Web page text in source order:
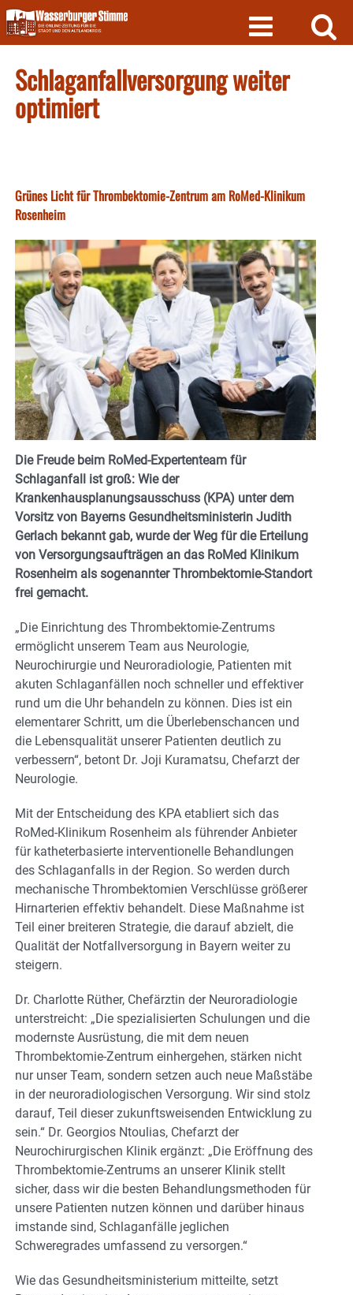
Skip
to
content
Schlaganfallversorgung weiter
optimiert
Grünes Licht für Thrombektomie-Zentrum am RoMed-Klinikum
Rosenheim
Die Freude beim RoMed-Expertenteam für
Schlaganfall ist groß: Wie der
Krankenhausplanungsausschuss (KPA) unter dem
Vorsitz von Bayerns Gesundheitsministerin Judith
Gerlach bekannt gab, wurde der Weg für die Erteilung
von Versorgungsaufträgen an das RoMed Klinikum
Rosenheim als sogenannter Thrombektomie-Standort
frei gemacht.
„Die Einrichtung des Thrombektomie-Zentrums
ermöglicht unserem Team aus Neurologie,
Neurochirurgie und Neuroradiologie, Patienten mit
akuten Schlaganfällen noch schneller und effektiver
rund um die Uhr behandeln zu können. Dies ist ein
elementarer Schritt, um die Überlebenschancen und
die Lebensqualität unserer Patienten deutlich zu
verbessern“, betont Dr. Joji Kuramatsu, Chefarzt der
Neurologie.
Mit der Entscheidung des KPA etabliert sich das
RoMed-Klinikum Rosenheim als führender Anbieter
für katheterbasierte interventionelle Behandlungen
des Schlaganfalls in der Region. So werden durch
mechanische Thrombektomien Verschlüsse größerer
Hirnarterien effektiv behandelt. Diese Maßnahme ist
Teil einer breiteren Strategie, die darauf abzielt, die
Qualität der Notfallversorgung in Bayern weiter zu
steigern.
Dr. Charlotte Rüther, Chefärztin der Neuroradiologie
unterstreicht: „Die spezialisierten Schulungen und die
modernste Ausrüstung, die mit dem neuen
Thrombektomie-Zentrum einhergehen, stärken nicht
nur unser Team, sondern setzen auch neue Maßstäbe
in der neuroradiologischen Versorgung. Wir sind stolz
darauf, Teil dieser zukunftsweisenden Entwicklung zu
sein.“ Dr. Georgios Ntoulias, Chefarzt der
Neurochirurgischen Klinik ergänzt: „Die Eröffnung des
Thrombektomie-Zentrums an unserer Klinik stellt
sicher, dass wir die besten Behandlungsmethoden für
unsere Patienten nutzen können und darüber hinaus
imstande sind, Schlaganfälle jeglichen
Schweregrades umfassend zu versorgen.“
Wie das Gesundheitsministerium mitteilte, setzt